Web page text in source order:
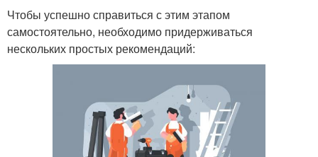
Чтобы успешно справиться с этим этапом
самостоятельно, необходимо придерживаться
нескольких простых рекомендаций: